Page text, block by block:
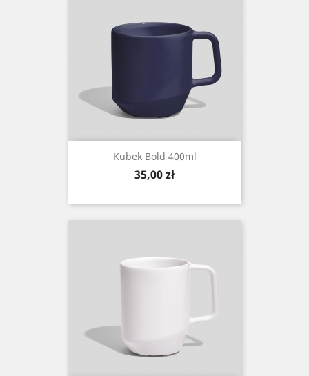
Kubek Bold 400ml
Cena
35,00 zł